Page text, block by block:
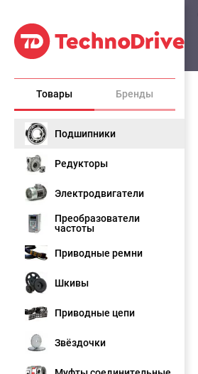
Товары Бренды
Подшипники
Редукторы
Электродвигатели
Преобразователи
частоты
Приводные ремни
Шкивы
Приводные цепи
Звёздочки